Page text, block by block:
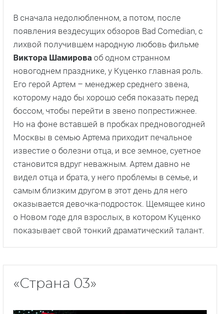
В сначала недолюбленном, а потом, после
появления вездесущих обзоров Bad Comedian, с
лихвой получившем народную любовь фильме
Виктора Шамирова об одном странном
новогоднем празднике, у Куценко главная роль.
Его герой Артем – менеджер среднего звена,
которому надо бы хорошо себя показать перед
боссом, чтобы перейти в звено попрестижнее.
Но на фоне вставшей в пробках предновогодней
Москвы в семью Артема приходит печальное
известие о болезни отца, и все земное, суетное
становится вдруг неважным. Артем давно не
видел отца и брата, у него проблемы в семье, и
самым близким другом в этот день для него
оказывается девочка-подросток. Щемящее кино
о Новом годе для взрослых, в котором Куценко
показывает свой тонкий драматический талант.
«Страна 03»